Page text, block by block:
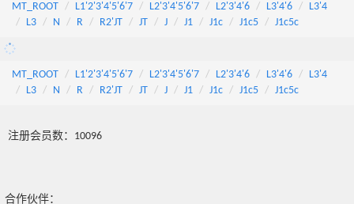
MT_ROOT L1'2'3'4'5'6'7 L2'3'4'5'6'7 L2'3'4'6 L3'4'6
L3'4
L3
N R R2'JT JT J J1 J1c J1c5 J1c5c
MT_ROOT L1'2'3'4'5'6'7 L2'3'4'5'6'7 L2'3'4'6 L3'4'6
L3'4
L3
N R R2'JT JT J J1 J1c J1c5 J1c5c
注册会员数：10096
合作伙伴：